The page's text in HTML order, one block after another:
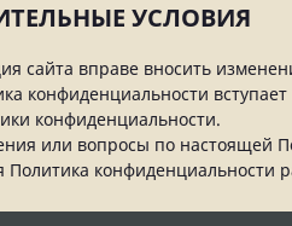
УСЛОВИЯ
сайта вправе вносить
конфиденциальности
конфиденциальности.
или вопросы по настоящей
конфиденциальности